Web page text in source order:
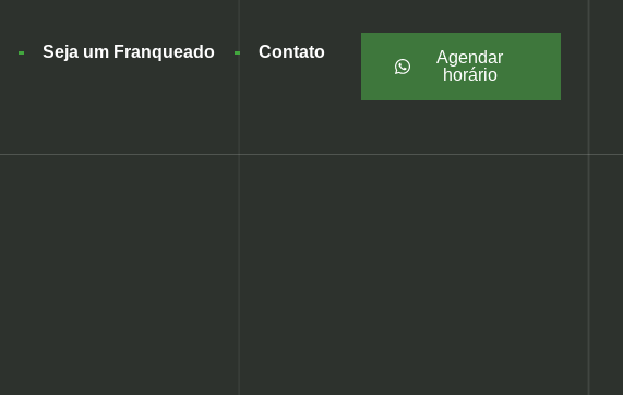
Seja um Franqueado Contato
Agendar
horário